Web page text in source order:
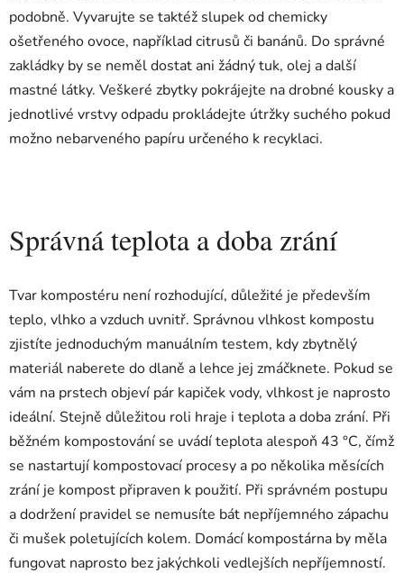
podobně. Vyvarujte se taktéž slupek od chemicky
ošetřeného ovoce, například citrusů či banánů. Do správné
zakládky by se neměl dostat ani žádný tuk, olej a další
mastné látky. Veškeré zbytky pokrájejte na drobné kousky a
jednotlivé vrstvy odpadu prokládejte útržky suchého pokud
možno nebarveného papíru určeného k recyklaci.
Správná teplota a doba zrání
Tvar kompostéru není rozhodující, důležité je především
teplo, vlhko a vzduch uvnitř. Správnou vlhkost kompostu
zjistíte jednoduchým manuálním testem, kdy zbytnělý
materiál naberete do dlaně a lehce jej zmáčknete. Pokud se
vám na prstech objeví pár kapiček vody, vlhkost je naprosto
ideální. Stejně důležitou roli hraje i teplota a doba zrání. Při
běžném kompostování se uvádí teplota alespoň 43 °C, čímž
se nastartují kompostovací procesy a po několika měsících
zrání je kompost připraven k použití. Při správném postupu
a dodržení pravidel se nemusíte bát nepříjemného zápachu
či mušek poletujících kolem. Domácí kompostárna by měla
fungovat naprosto bez jakýchkoli vedlejších nepříjemností.